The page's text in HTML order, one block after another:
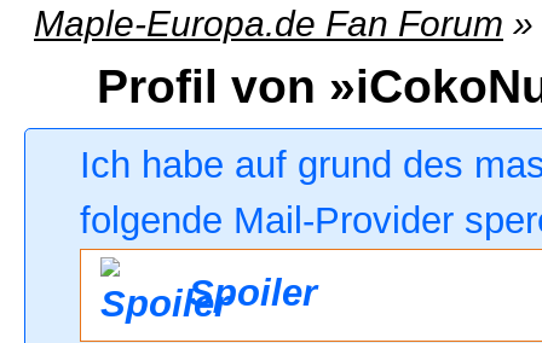
Maple-Europa.de Fan Forum »
Profil von
Ich habe auf grund des
folgende Mail-Provider
Spoiler